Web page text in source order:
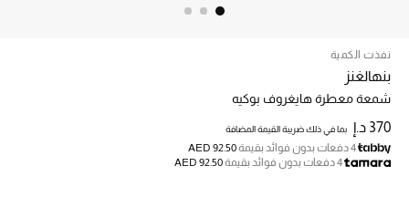
جديد لدينا
نسوقوا أحدث ما وصلنا
النساء
نفذت الكمية
بنهالغنز
شمعة معطرة هايغروف بوكيه
370 د.إ بما في ذلك ضريبة القيمة المضافة
4 دفعات بدون فوائد بقيمة
AED 92.50
4 دفعات بدون فوائد بقيمة
AED 92.50